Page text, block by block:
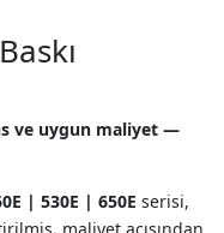
ve uygun maliyet —
| 530E | 650E serisi,